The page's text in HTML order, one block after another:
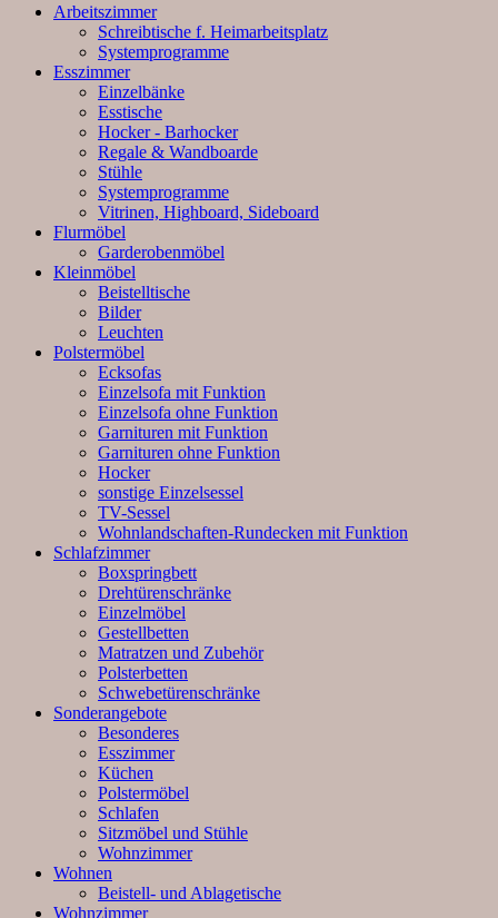
Arbeitszimmer
Schreibtische f. Heimarbeitsplatz
Systemprogramme
Esszimmer
Einzelbänke
Esstische
Hocker - Barhocker
Regale & Wandboarde
Stühle
Systemprogramme
Vitrinen, Highboard, Sideboard
Flurmöbel
Garderobenmöbel
Kleinmöbel
Beistelltische
Bilder
Leuchten
Polstermöbel
Ecksofas
Einzelsofa mit Funktion
Einzelsofa ohne Funktion
Garnituren mit Funktion
Garnituren ohne Funktion
Hocker
sonstige Einzelsessel
TV-Sessel
Wohnlandschaften-Rundecken mit Funktion
Schlafzimmer
Boxspringbett
Drehtürenschränke
Einzelmöbel
Gestellbetten
Matratzen und Zubehör
Polsterbetten
Schwebetürenschränke
Sonderangebote
Besonderes
Esszimmer
Küchen
Polstermöbel
Schlafen
Sitzmöbel und Stühle
Wohnzimmer
Wohnen
Beistell- und Ablagetische
Wohnzimmer